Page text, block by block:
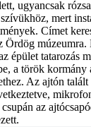
ugyancsak
mert
Címet
Ördög múzeumra.
épület tatarozás
a török kormány
Az ajtón
az